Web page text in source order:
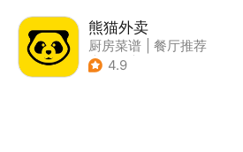
熊猫外卖
厨房菜谱
餐厅推荐
| 酒店
4.9